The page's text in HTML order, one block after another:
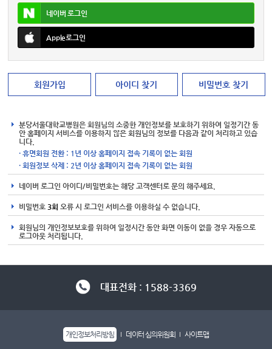
네이버로그인
Apple로그인
회원가입 아이디 찾기 비밀번호 찾기
분당서울대학교병원은 회원님의 소중한 개인정보를 보호하기 위하여 일정기간 동
안 홈페이지 서비스를 이용하지 않은 회원님의 정보를 다음과 같이 처리하고 있습
니다.
· 휴면회원 전환 : 1년 이상 홈페이지 접속 기록이 없는 회원
· 회원정보 삭제 : 2년 이상 홈페이지 접속 기록이 없는 회원
네이버 로그인 아이디/비밀번호는 해당 고객센터로 문의 해주세요.
비밀번호 3회 오류 시 로그인 서비스를 이용하실 수 없습니다.
회원님의 개인정보보호를 위하여 일정시간 동안 화면 이동이 없을 경우 자동으로
로그아웃 처리됩니다.
대표전화 : 1588-3369
개인정보처리방침 데이터 심의위원회 사이트맵